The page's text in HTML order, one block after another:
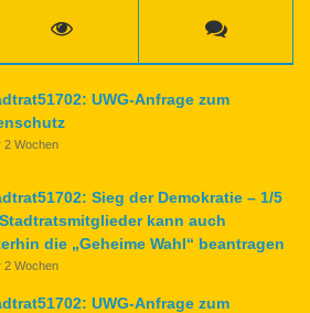
UWG-Anfrage zum
2 Wochen
Sieg der Demokratie – 1/5
kann auch
die „Geheime Wahl“ beantragen
2 Wochen
UWG-Anfrage zum